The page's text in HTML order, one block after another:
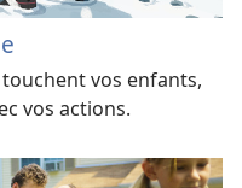
vos enfants,
vos actions.